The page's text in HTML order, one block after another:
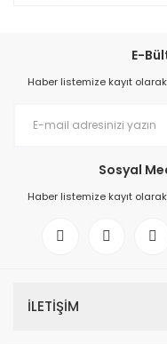
E-
Haber listemize kayıt
Sosyal
Haber listemize kayıt
İLETİŞİM